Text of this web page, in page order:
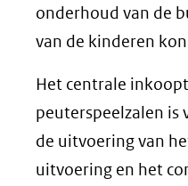
onderhoud van de
van de kinderen
Het centrale
peuterspeelzalen
de uitvoering van
uitvoering en het